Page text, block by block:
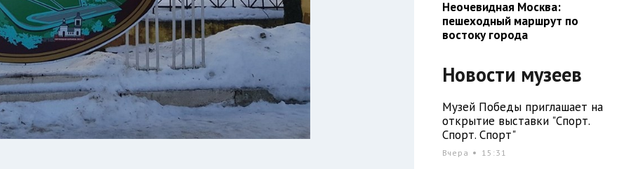
Неочевидная Москва:
пешеходный маршрут по
востоку города
Новости музеев
Музей Победы приглашает на
открытие выставки "Спорт.
Спорт. Спорт"
Вчера 15:31